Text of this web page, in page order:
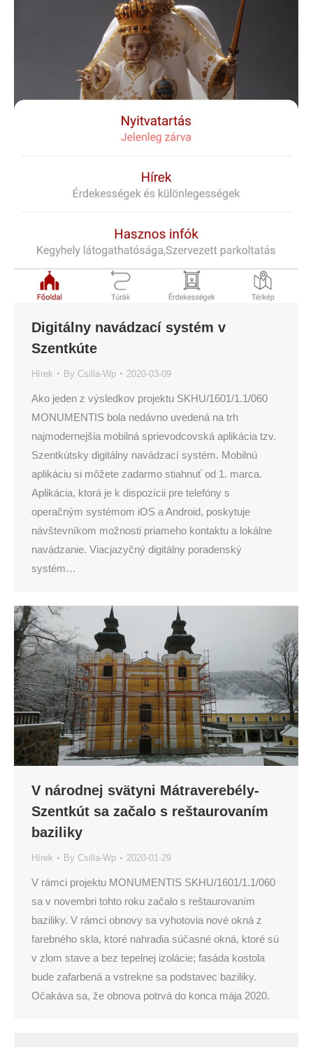
Digitálny navádzací systém v
Szentkúte
Hírek By Csilla-Wp 2020-03-09
Ako jeden z výsledkov projektu SKHU/1601/1.1/060
MONUMENTIS bola nedávno uvedená na trh
najmodernejšia mobilná sprievodcovská aplikácia tzv.
Szentkútsky digitálny navádzací systém. Mobilnú
aplikáciu si môžete zadarmo stiahnuť od 1. marca.
Aplikácia, ktorá je k dispozícii pre telefóny s
operačným systémom iOS a Android, poskytuje
návštevníkom možnosti priameho kontaktu a lokálne
navádzanie. Viacjazyčný digitálny poradenský
systém…
V národnej svätyni Mátraverebély-
Szentkút sa začalo s reštaurovaním
baziliky
Hírek By Csilla-Wp 2020-01-29
V rámci projektu MONUMENTIS SKHU/1601/1.1/060
sa v novembri tohto roku začalo s reštaurovaním
baziliky. V rámci obnovy sa vyhotovia nové okná z
farebného skla, ktoré nahradia súčasné okná, ktoré sú
v zlom stave a bez tepelnej izolácie; fasáda kostola
bude zafarbená a vstrekne sa podstavec baziliky.
Očakáva sa, že obnova potrvá do konca mája 2020.